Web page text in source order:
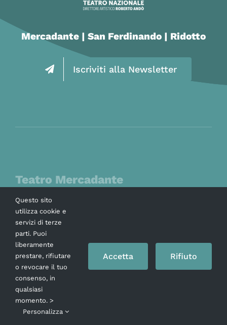
Mercadante | San Ferdinando | Ridotto
Iscriviti alla Newsletter
Teatro Mercadante
Piazza Municipio, Napoli
Uffici 0815524214 / 5510336
Biglietteria 081 5513396
Teatro San Ferdinando
Piazza Eduardo De Filippo 20, Napoli
Biglietteria 081 292030 / 291878
Questo sito
utilizza cookie e
servizi di terze
parti. Puoi
liberamente
prestare, rifiutare
o revocare il tuo
consenso, in
qualsiasi
momento. >
Personalizza
Accetta Rifiuto